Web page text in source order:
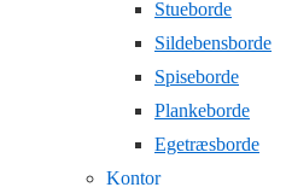
Stueborde
Sildebensborde
Spiseborde
Plankeborde
Egetræsborde
Kontor